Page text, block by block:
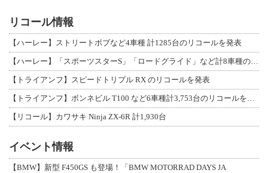
リコール情報
【ハーレー】ストリートボブなど4車種 計1285台のリコールを発表
【ハーレー】「スポーツスターS」「ロードグライド」など計8車種のリコールを発表
【トライアンフ】スピードトリプル RX のリコールを発表
【トライアンフ】ボンネビル T100 など6車種計3,753台のリコールを発表
【リコール】カワサキ Ninja ZX-6R 計1,930台
イベント情報
【BMW】新型 F450GS も登場！「BMW MOTORRAD DAYS JA